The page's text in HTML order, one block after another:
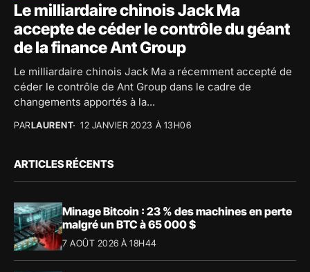
Le milliardaire chinois Jack Ma
accepte de céder le contrôle du géant
de la finance Ant Group
Le milliardaire chinois Jack Ma a récemment accepté de
céder le contrôle de Ant Group dans le cadre de
changements apportés à la...
PARLAURENT 12 JANVIER 2023 À 13H06
ARTICLES RÉCENTS
Minage Bitcoin : 23 % des machines en perte
malgré un BTC à 65 000 $
7 AOÛT 2026 À 18H44